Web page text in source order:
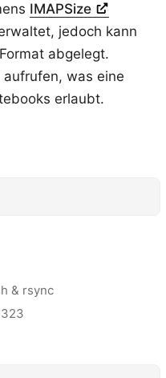
IMAPSize
jedoch kann
abgelegt.
aufrufen, was eine
erlaubt.
& rsync